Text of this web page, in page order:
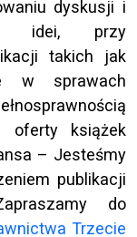
dyskusji i
idei, przy
takich jak
w sprawach
oferty książek
– Jesteśmy
publikacji
do
Trzecie